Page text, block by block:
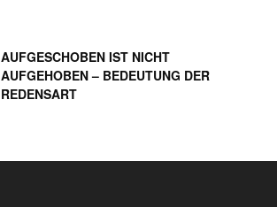
AUFGESCHOBEN IST NICHT
AUFGEHOBEN – BEDEUTUNG DER
REDENSART